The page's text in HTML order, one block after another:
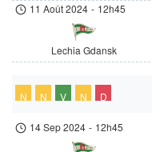
11 Août 2024 - 12h45
Lechia Gdansk
N N V N D
14 Sep 2024 - 12h45